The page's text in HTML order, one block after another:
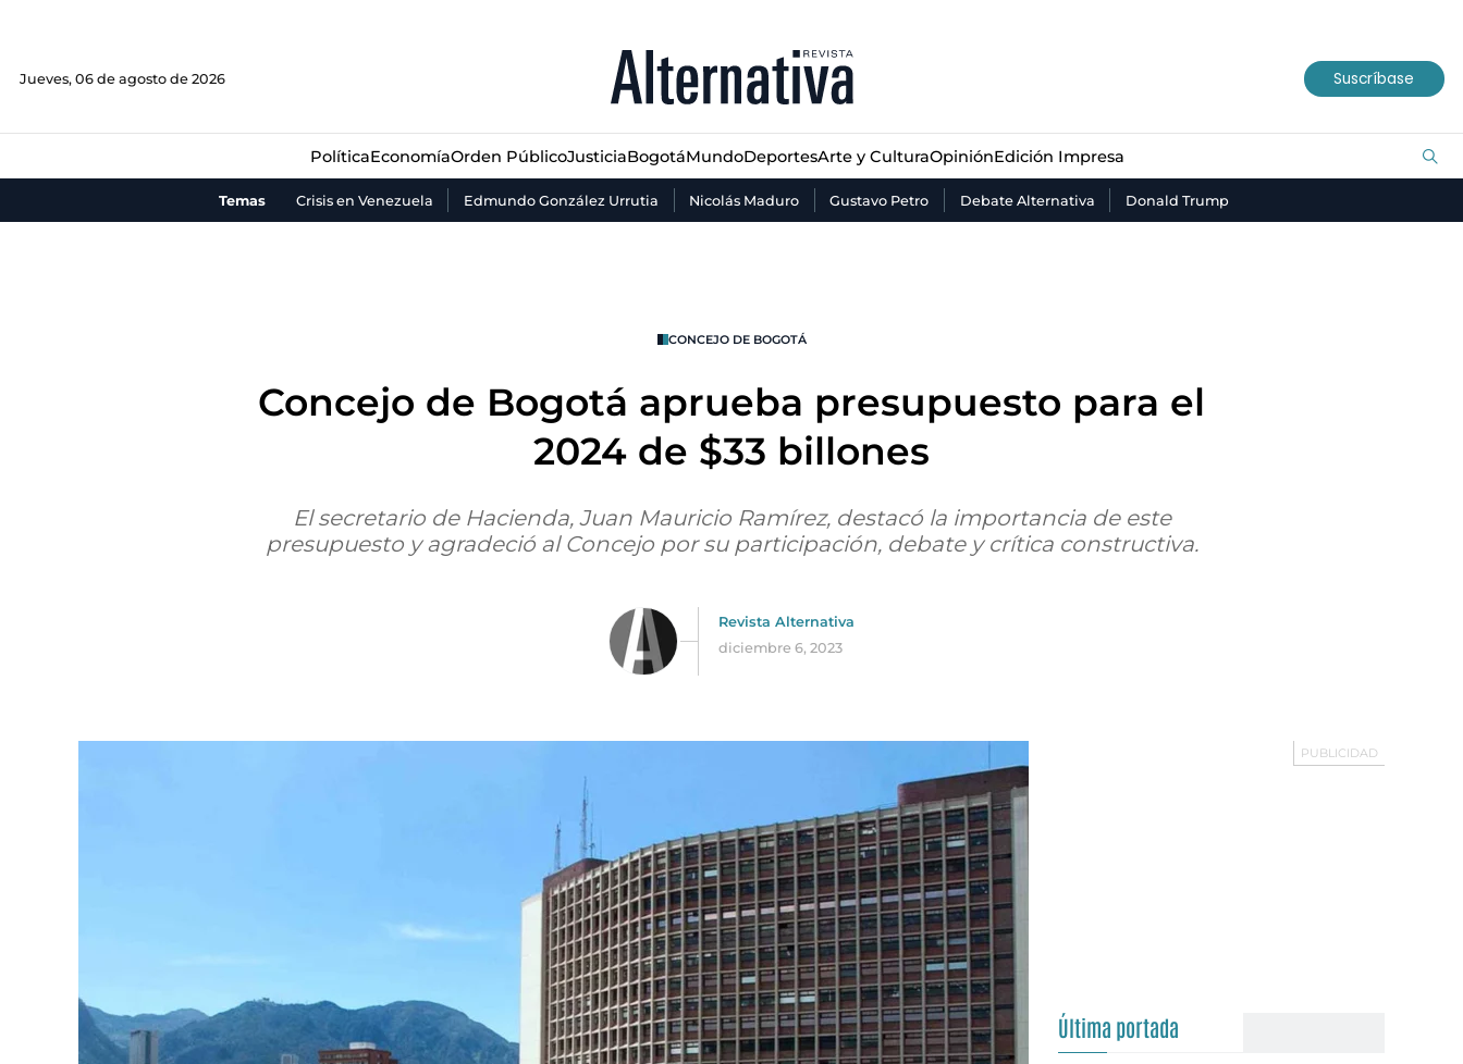
Jueves, 06 de agosto de 2026 Suscríbase
PolíticaEconomíaOrden PúblicoJusticiaBogotáMundoDeportesArte y CulturaOpiniónEdición Impresa
Temas Crisis en Venezuela Edmundo González Urrutia Nicolás Maduro Gustavo Petro Debate Alternativa Donald Trump
JusticiaBogotáMundo Deportes Arte y Cultura
CONCEJO DE BOGOTÁ
Concejo de Bogotá aprueba presupuesto para el
2024 de $33 billones
El secretario de Hacienda, Juan Mauricio Ramírez, destacó la importancia de este
presupuesto y agradeció al Concejo por su participación, debate y crítica constructiva.
Revista Alternativa
diciembre 6, 2023
Última portada